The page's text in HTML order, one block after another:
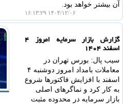
آن بیشتر خواهد بود.
۱۴۰۴/۱۲/۰۶ ۱۶:۱۳:۲۹
گزارش بازار سرمایه امروز ۴
اسفند ۱۴۰۴
سیب پال: بورس تهران در
معاملات بامداد امروز دوشنبه ۴
اسفند با افزایش فاکتورها شروع
به کار کرد و نماگرهای اصلی
بازار سرمایه در محدوده مثبت